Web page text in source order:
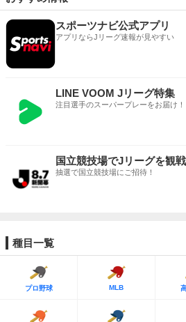
スポーツナビ公式アプリ
アプリならJリーグ速報が見やすい
LINE VOOM Jリーグ特集
注目選手のスーパープレーをお届け！
国立競技場でJリーグを観戦
抽選で国立競技場にご招待！
種目一覧
プロ野球 MLB